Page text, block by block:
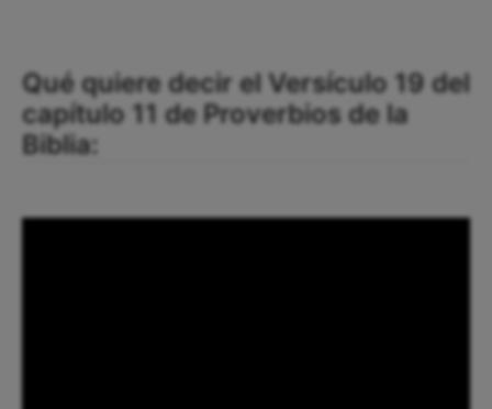
Qué quiere decir el Versículo 19 del
capítulo 11 de Proverbios de la
Biblia: